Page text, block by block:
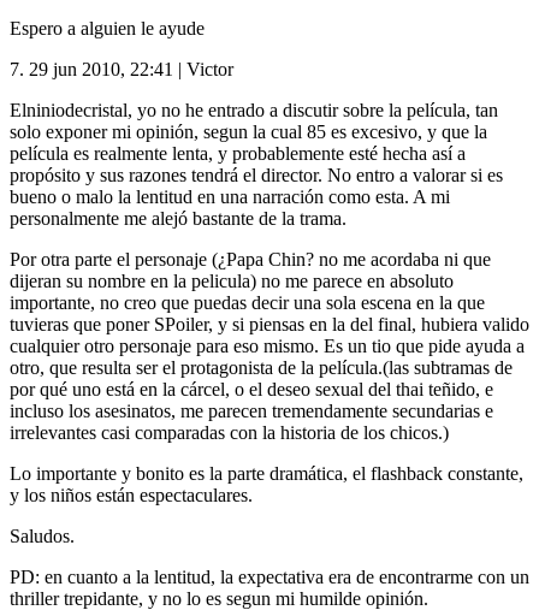
Espero a alguien le ayude
7. 29 jun 2010, 22:41 | Victor
Elniniodecristal, yo no he entrado a discutir sobre la película, tan
solo exponer mi opinión, segun la cual 85 es excesivo, y que la
película es realmente lenta, y probablemente esté hecha así a
propósito y sus razones tendrá el director. No entro a valorar si es
bueno o malo la lentitud en una narración como esta. A mi
personalmente me alejó bastante de la trama.
Por otra parte el personaje (¿Papa Chin? no me acordaba ni que
dijeran su nombre en la pelicula) no me parece en absoluto
importante, no creo que puedas decir una sola escena en la que
tuvieras que poner SPoiler, y si piensas en la del final, hubiera valido
cualquier otro personaje para eso mismo. Es un tio que pide ayuda a
otro, que resulta ser el protagonista de la película.(las subtramas de
por qué uno está en la cárcel, o el deseo sexual del thai teñido, e
incluso los asesinatos, me parecen tremendamente secundarias e
irrelevantes casi comparadas con la historia de los chicos.)
Lo importante y bonito es la parte dramática, el flashback constante,
y los niños están espectaculares.
Saludos.
PD: en cuanto a la lentitud, la expectativa era de encontrarme con un
thriller trepidante, y no lo es segun mi humilde opinión.